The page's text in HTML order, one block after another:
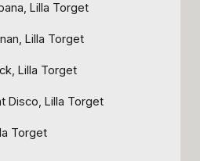
Lilla Torget
Lilla Torget
Lilla Torget
Disco, Lilla Torget
Torget